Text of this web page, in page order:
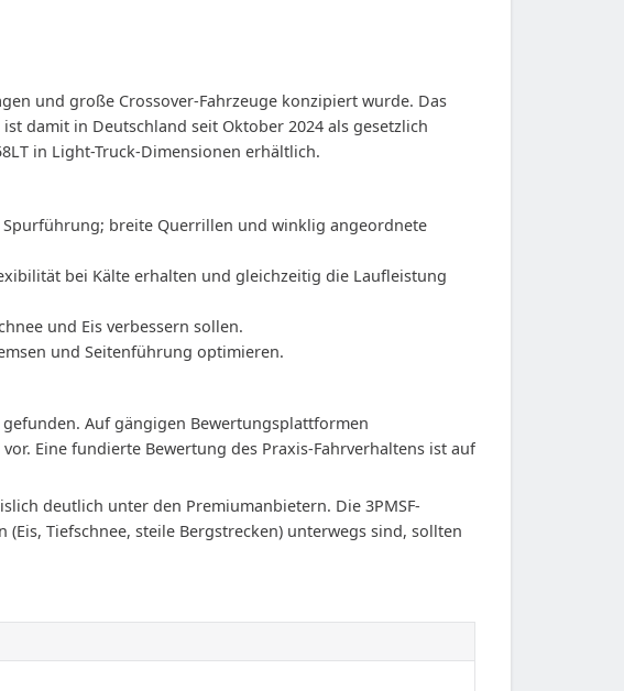
und große Crossover-Fahrzeuge konzipiert wurde. Das
damit in Deutschland seit Oktober 2024 als gesetzlich
in Light-Truck-Dimensionen erhältlich.
breite Querrillen und winklig angeordnete
bei Kälte erhalten und gleichzeitig die Laufleistung
und Eis verbessern sollen.
und Seitenführung optimieren.
Auf gängigen Bewertungsplattformen
Eine fundierte Bewertung des Praxis-Fahrverhaltens ist auf
deutlich unter den Premiumanbietern. Die 3PMSF-
Tiefschnee, steile Bergstrecken) unterwegs sind, sollten